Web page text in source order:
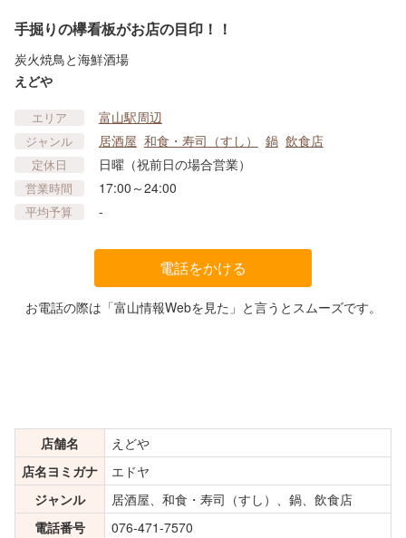
手掘りの欅看板がお店の目印！！
炭火焼鳥と海鮮酒場
えどや
エリア 富山駅周辺
ジャンル 居酒屋 和食・寿司（すし） 鍋 飲食店
定休日 日曜（祝前日の場合営業）
営業時間 17:00～24:00
平均予算 -
電話をかける
お電話の際は「富山情報Webを見た」と言うとスムーズです。
店舗名
えどや
店名ヨミガナ
エドヤ
ジャンル
居酒屋、和食・寿司（すし）、鍋、飲食店
電話番号
076-471-7570